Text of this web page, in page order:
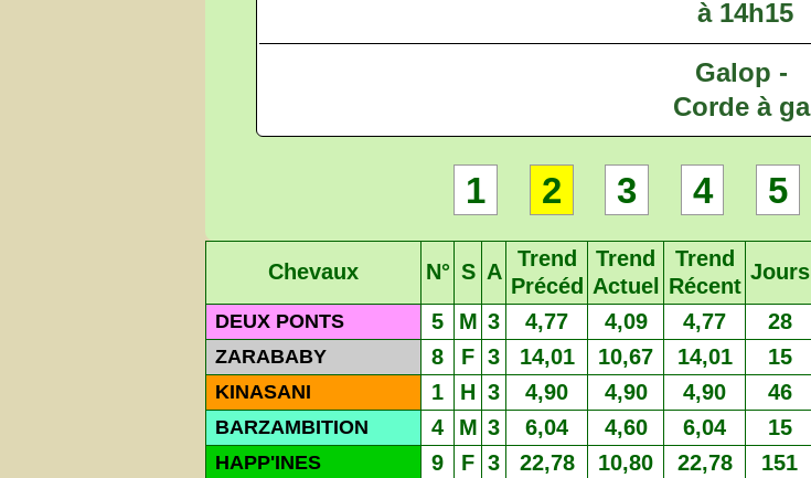
à 14h15
Galop -
Corde à ga
1 2 3 4 5
Chevaux N° S A
Trend
Précéd
Trend
Actuel
Trend
Récent
Jours
DEUX PONTS 5 M 3 4,77 4,09 4,77 28
ZARABABY 8 F 3 14,01 10,67 14,01 15
KINASANI 1 H 3 4,90 4,90 4,90 46
BARZAMBITION 4 M 3 6,04 4,60 6,04 15
HAPP'INES 9 F 3 22,78 10,80 22,78 151